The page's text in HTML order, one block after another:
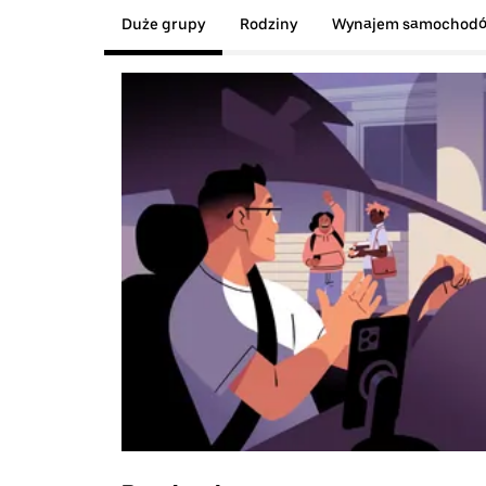
Duże grupy Rodziny Wynajem